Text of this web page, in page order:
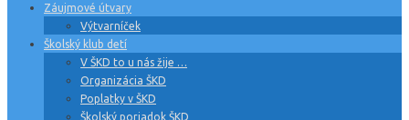
Záujmové útvary
Výtvarníček
Školský klub detí
V ŠKD to u nás žije …
Organizácia ŠKD
Poplatky v ŠKD
Školský poriadok ŠKD